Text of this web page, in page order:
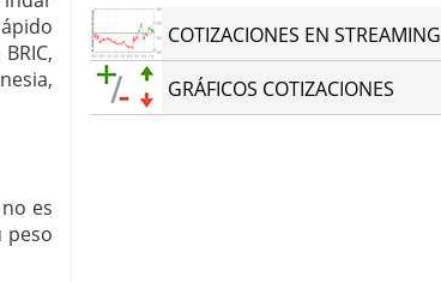
es
peso
COTIZACIONES EN STREAMING
GRÁFICOS COTIZACIONES